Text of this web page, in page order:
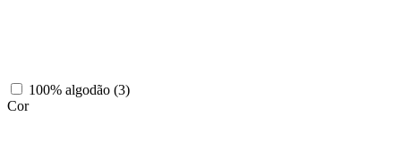
100% algodão (3)
Cor